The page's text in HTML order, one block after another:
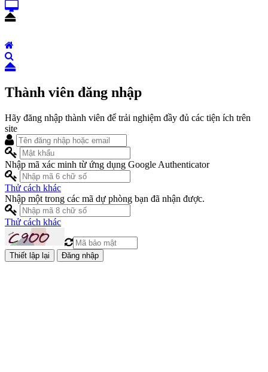
Thành viên đăng nhập
Hãy đăng nhập thành viên để trải nghiệm đầy đủ các tiện ích trên
site
Nhập mã xác minh từ ứng dụng Google Authenticator
Thử cách khác
Nhập một trong các mã dự phòng bạn đã nhận được.
Thử cách khác
Đăng nhập